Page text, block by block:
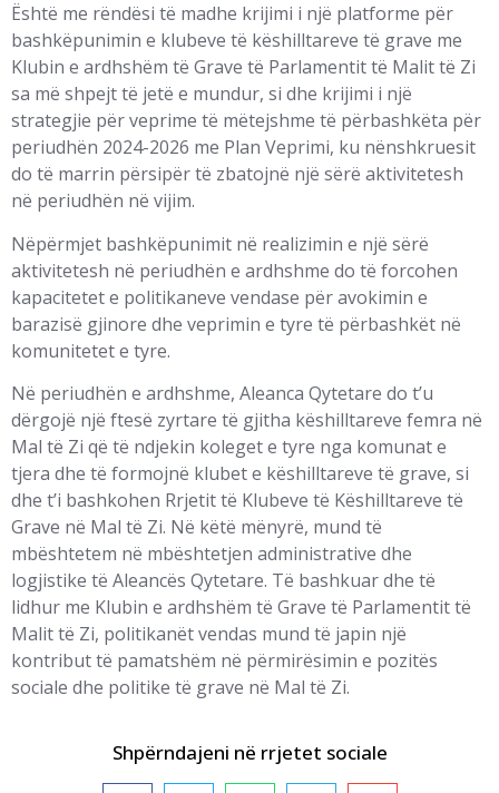
Është me rëndësi të madhe krijimi i një platforme për
bashkëpunimin e klubeve të këshilltareve të grave me
Klubin e ardhshëm të Grave të Parlamentit të Malit të Zi
sa më shpejt të jetë e mundur, si dhe krijimi i një
strategjie për veprime të mëtejshme të përbashkëta për
periudhën 2024-2026 me Plan Veprimi, ku nënshkruesit
do të marrin përsipër të zbatojnë një sërë aktivitetesh
në periudhën në vijim.
Nëpërmjet bashkëpunimit në realizimin e një sërë
aktivitetesh në periudhën e ardhshme do të forcohen
kapacitetet e politikaneve vendase për avokimin e
barazisë gjinore dhe veprimin e tyre të përbashkët në
komunitetet e tyre.
Në periudhën e ardhshme, Aleanca Qytetare do t’u
dërgojë një ftesë zyrtare të gjitha këshilltareve femra në
Mal të Zi që të ndjekin koleget e tyre nga komunat e
tjera dhe të formojnë klubet e këshilltareve të grave, si
dhe t’i bashkohen Rrjetit të Klubeve të Këshilltareve të
Grave në Mal të Zi. Në këtë mënyrë, mund të
mbështetem në mbështetjen administrative dhe
logjistike të Aleancës Qytetare. Të bashkuar dhe të
lidhur me Klubin e ardhshëm të Grave të Parlamentit të
Malit të Zi, politikanët vendas mund të japin një
kontribut të pamatshëm në përmirësimin e pozitës
sociale dhe politike të grave në Mal të Zi.
Shpërndajeni në rrjetet sociale